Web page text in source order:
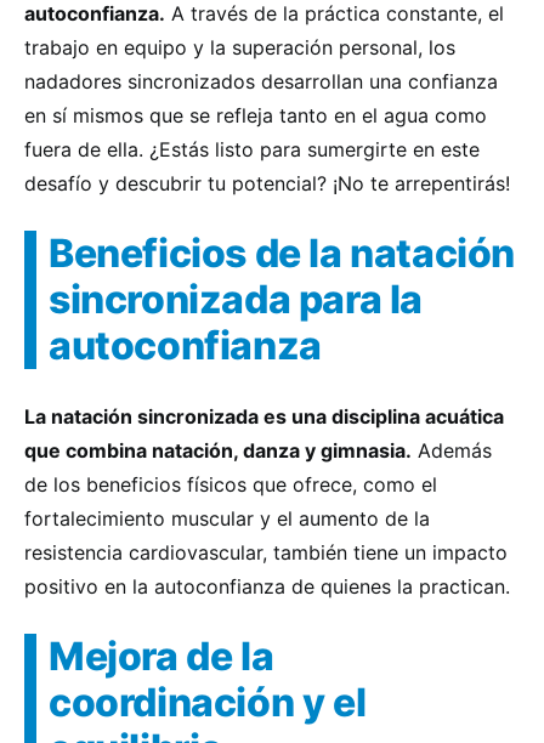
autoconfianza. A través de la práctica constante, el
trabajo en equipo y la superación personal, los
nadadores sincronizados desarrollan una confianza
en sí mismos que se refleja tanto en el agua como
fuera de ella. ¿Estás listo para sumergirte en este
desafío y descubrir tu potencial? ¡No te arrepentirás!
Beneficios de la natación
sincronizada para la
autoconfianza
La natación sincronizada es una disciplina acuática
que combina natación, danza y gimnasia. Además
de los beneficios físicos que ofrece, como el
fortalecimiento muscular y el aumento de la
resistencia cardiovascular, también tiene un impacto
positivo en la autoconfianza de quienes la practican.
Mejora de la
coordinación y el